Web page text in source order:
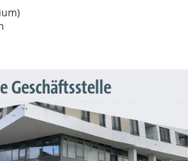
Geschäftsstelle